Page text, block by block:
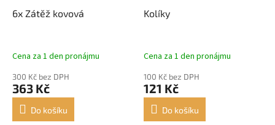
6x Zátěž kovová
Cena za 1 den pronájmu
300 Kč bez DPH
363 Kč
Do košíku
Kolíky
Cena za 1 den pronájmu
100 Kč bez DPH
121 Kč
Do košíku